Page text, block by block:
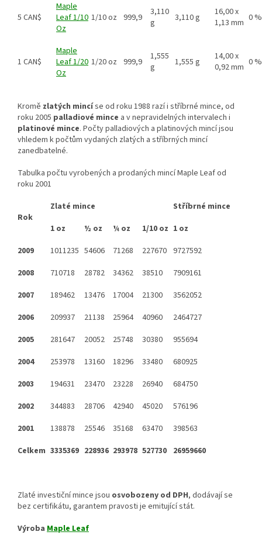
5 CAN$
Maple
Leaf 1/10
Oz
1/10 oz 999,9
3,110
g
3,110 g
16,00 x
1,13 mm 0 %
1 CAN$
Maple
Leaf 1/20
Oz
1/20 oz 999,9
1,555
g
1,555 g
14,00 x
0,92 mm 0 %
Kromě zlatých mincíse od roku 1988 razí i stříbrné mince, od
roku 2005 palladiové mince a v nepravidelných intervalech i
platinové mince. Počty palladiových a platinových mincí jsou
vhledem k počtům vydaných zlatých a stříbrných mincí
zanedbatelné.
Tabulka počtu vyrobených a prodaných mincí Maple Leaf od
roku 2001
Rok
Zlaté mince
Stříbrné mince
1 oz
½ oz ¼ oz 1/10 oz 1 oz
2009
1011235 54606 71268 227670 9727592
2008
710718 28782 34362 38510
7909161
2007
189462 13476 17004 21300
3562052
2006
209937 21138 25964 40960
2464727
2005
281647 20052 25748 30380
955694
2004
253978 13160 18296 33480
680925
2003
194631 23470 23228 26940
684750
2002
344883 28706 42940 45020
576196
2001
138878 25546 35168 63470
398563
Celkem 3335369 228936 293978 527730 26959660
Zlaté investiční mince jsou osvobozeny od DPH, dodávají se
bez certifikátu, garantem pravosti je emitující stát.
Výroba Maple Leaf